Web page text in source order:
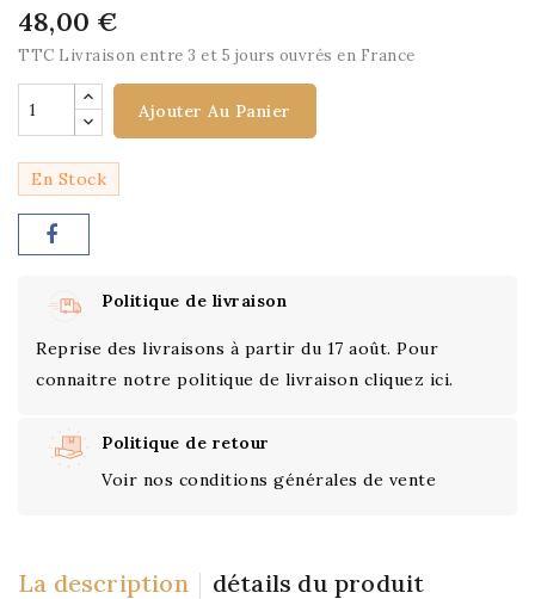
48,00 €
TTC Livraison entre 3 et 5 jours ouvrés en France
Ajouter Au Panier
En Stock
Politique de livraison
Reprise des livraisons à partir du 17 août. Pour
connaitre notre politique de livraison cliquez ici.
Politique de retour
Voir nos conditions générales de vente
La description détails du produit